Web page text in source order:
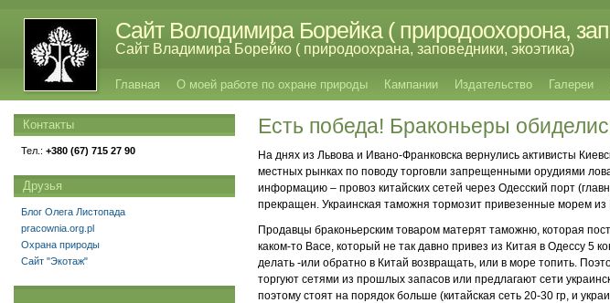
Сайт Володимира Борейка ( природоохорона,
Сайт Владимира Борейко ( природоохрана, заповедники, экоэтика)
Главная О моей работе по охране природы Кампании Издательство Галереи
Есть победа! Браконьеры
На днях из Львова и Ивано-Франковска вернулись активисты
местных рынках по поводу торговли запрещенными орудиями
информацию – провоз китайских сетей через Одесский порт
прекращен. Украинская таможня тормозит привезенные морем из
Продавцы браконьерским товаром матерят таможню, которая
каком-то Васе, который не так давно привез из Китая в Одессу 5
делать -или обратно в Китай возвращать, или в море топить.
торгуют сетями из прошлых запасов или предлагают сети
поэтому стоят на порядок больше (китайская сеть 20-30 гр, и
Контакты
Тел.: +380 (67) 715 27 90
Друзья
Блог Олега Листопада
pracownia.org.pl
Охрана природы
Сайт "Экотаж"